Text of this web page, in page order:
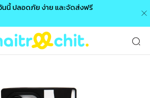
นี้ ปลอดภัย ง่าย และจัดส่งฟรี